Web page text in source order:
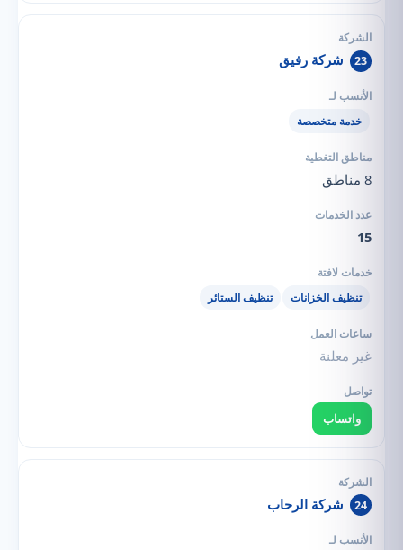
23 شركة رفيق
خدمة متخصصة
8 مناطق
15
تنظيف الخزانات تنظيف الستائر
غير معلنة
واتساب
24 شركة الرحاب